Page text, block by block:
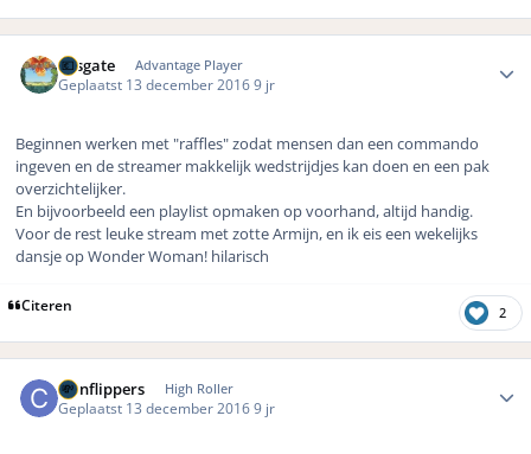
Fosgate Advantage Player
Geplaatst 13 december 20169 jr
Beginnen werken met "raffles" zodat mensen dan een commando
ingeven en de streamer makkelijk wedstrijdjes kan doen en een pak
overzichtelijker.
En bijvoorbeeld een playlist opmaken op voorhand, altijd handig.
Voor de rest leuke stream met zotte Armijn, en ik eis een wekelijks
dansje op Wonder Woman! hilarisch
Citeren 2
coinflippers High Roller
Geplaatst 13 december 20169 jr